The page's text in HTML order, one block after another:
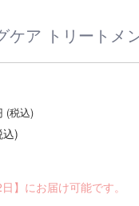
ケア トリートメ
(税込)
込)
】にお届け可能です。